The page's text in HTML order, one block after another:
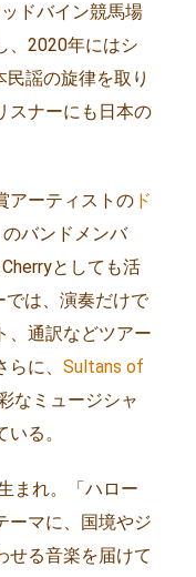
ドバイン競馬場
、2020年にはシ
謡の旋律を取り
スナーにも日本の
アーティストの ド
のバンドメンバ
としても活
は、演奏だけで
、通訳などツアー
に、 Sultans of
なミュージシャ
る。
まれ。「ハロー
ーマに、国境やジ
せる音楽を届けて